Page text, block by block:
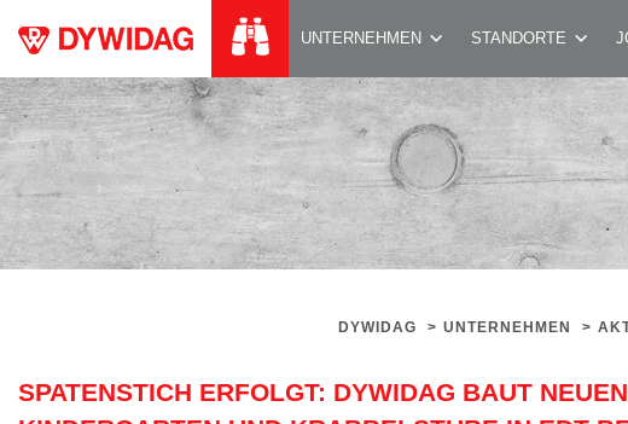
UNTERNEHMEN STANDORTE
SPATENSTICH ERFOLGT:
DYWIDAG > UNTERNEHMEN >
SPATENSTICH ERFOLGT: DYWIDAG BAUT NEUEN